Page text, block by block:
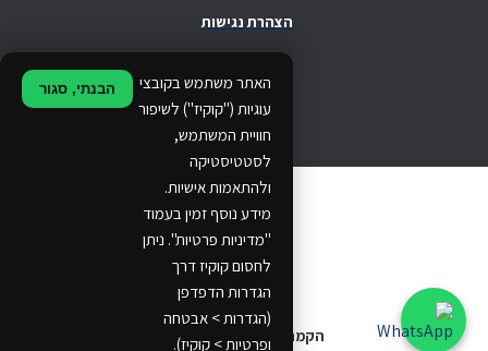
האתר משתמש בקובצי
עוגיות ("קוקיז") לשיפור
חוויית המשתמש,
לסטטיסטיקה
ולהתאמות אישיות.
מידע נוסף זמין בעמוד
"מדיניות פרטיות". ניתן
לחסום קוקיז דרך
הגדרות הדפדפן
(הגדרות > אבטחה
ופרטיות > קוקיז).
הבנתי, סגור
.
הצהרת נגישות
© 2024 Ethos Business. All rights reserved.
..
...
הקמת אתרים